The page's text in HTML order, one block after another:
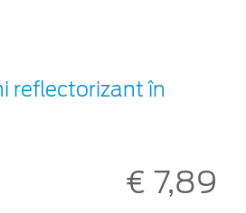
reflectorizant în
€ 7,89